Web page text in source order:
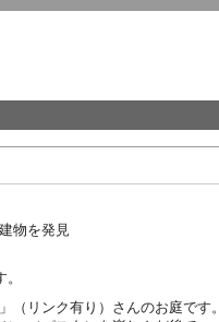
物を発見
」（リンク有り）さんのお庭です。